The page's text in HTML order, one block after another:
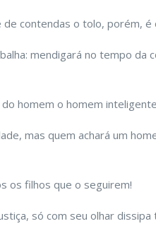
contendas o tolo, porém, é
mendigará no tempo da
homem o homem
mas quem achará um
os filhos que o seguirem!
só com seu olhar dissipa